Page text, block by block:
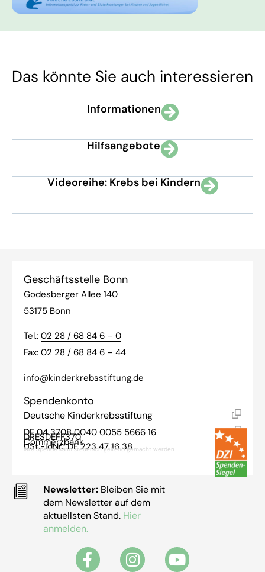
Das könnte Sie auch interessieren
Informationen
Hilfsangebote
Videoreihe: Krebs bei Kindern
Geschäftsstelle Bonn
Godesberger Allee 140
53175 Bonn
Tel.: 02 28 / 68 84 6 – 0
Fax: 02 28 / 68 84 6 – 44
info@kinderkrebsstiftung.de
Spendenkonto
Deutsche Kinderkrebsstiftung
DE 04 3708 0040 0055 5666 16
DRESDEFF370
Commerzbank
USt.-IdNr.: DE 223 47 16 38
Ihre Spende kann steuerlich geltend gemacht werden
Newsletter:Bleiben Sie mit
dem Newsletter auf dem
aktuellsten Stand. Hier
anmelden.